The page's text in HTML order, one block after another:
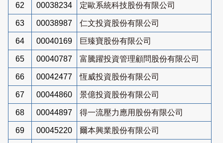
62 00038234 定歐系統科技股份有限公司
63 00038987 仁文投資股份有限公司
64 00040169 巨臻寶股份有限公司
65 00040787 富騰躍投資管理顧問股份有限公司
66 00042477 恆威投資股份有限公司
67 00044860 景億投資股份有限公司
68 00044897 得一流壓力應用股份有限公司
69 00045220 爾本興業股份有限公司